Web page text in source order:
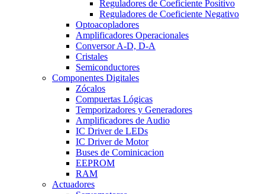
Reguladores de Coeficiente Positivo
Reguladores de Coeficiente Negativo
Optoacopladores
Amplificadores Operacionales
Conversor A-D, D-A
Cristales
Semiconductores
Componentes Digitales
Zócalos
Compuertas Lógicas
Temporizadores y Generadores
Amplificadores de Audio
IC Driver de LEDs
IC Driver de Motor
Buses de Cominicacion
EEPROM
RAM
Actuadores